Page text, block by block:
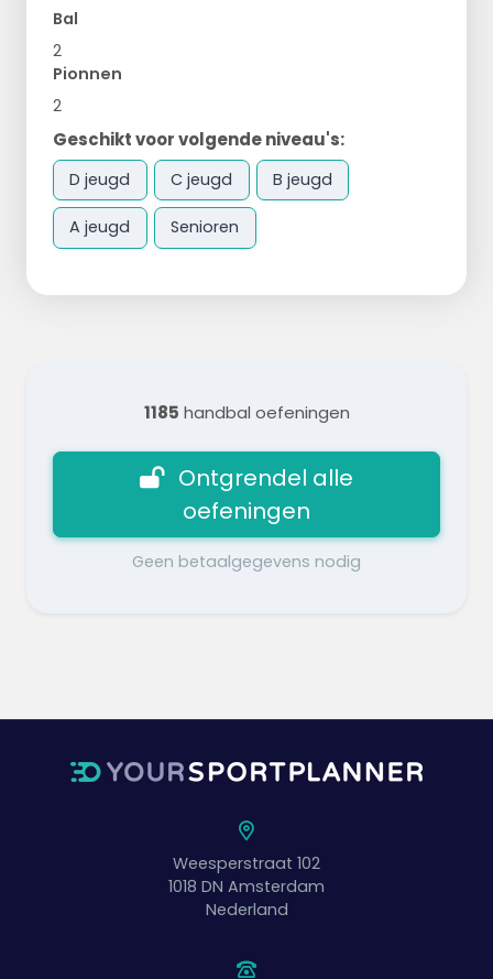
Bal
2
Pionnen
2
Geschikt voor volgende niveau's:
D jeugd C jeugd B jeugd
A jeugd Senioren
1185 handbal oefeningen
Ontgrendel alle
oefeningen
Geen betaalgegevens nodig
Weesperstraat 102
1018 DN Amsterdam
Nederland